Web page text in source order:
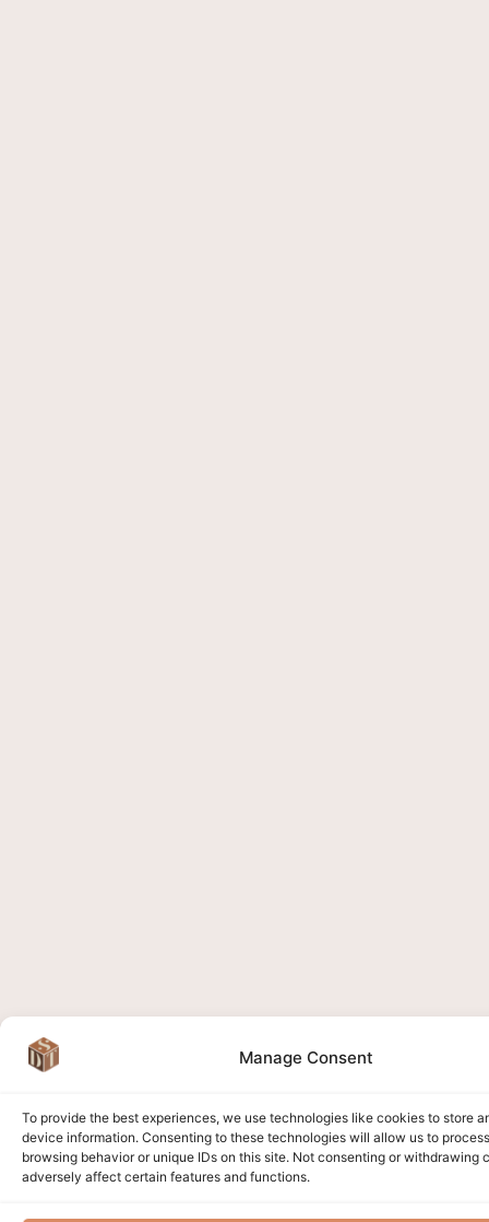
Manage Consent
To provide the best experiences, we use technologies like cookies to store
device information. Consenting to these technologies will allow us to
browsing behavior or unique IDs on this site. Not consenting or withdrawing
adversely affect certain features and functions.